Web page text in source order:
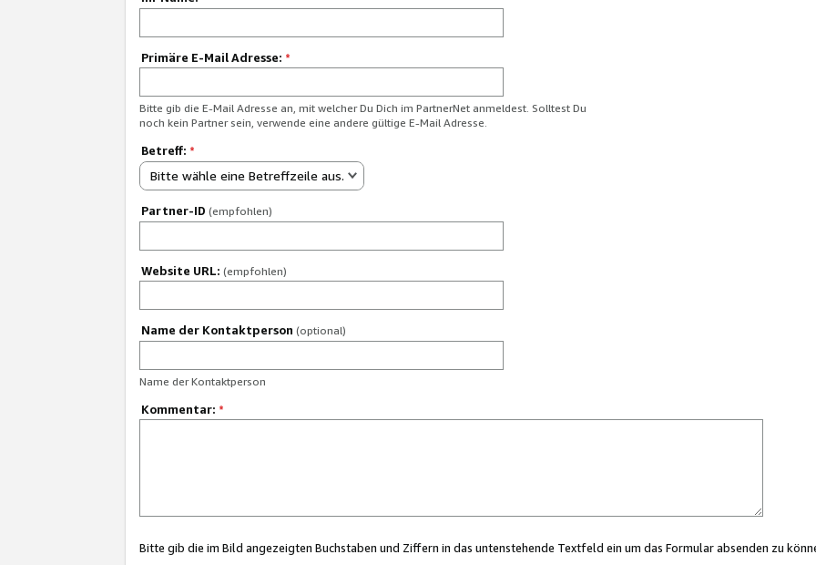
Primäre E-Mail Adresse: *
Bitte gib die E-Mail Adresse an, mit welcher Du Dich im PartnerNet anmeldest. Solltest Du
noch kein Partner sein, verwende eine andere gültige E-Mail Adresse.
Betreff: *
Bitte wähle eine Betreffzeile aus.
Partner-ID (empfohlen)
Website URL: (empfohlen)
Name der Kontaktperson (optional)
Name der Kontaktperson
Kommentar: *
Bitte gib die im Bild angezeigten Buchstaben und Ziffern in das untenstehende Textfeld ein um das Formular absenden zu